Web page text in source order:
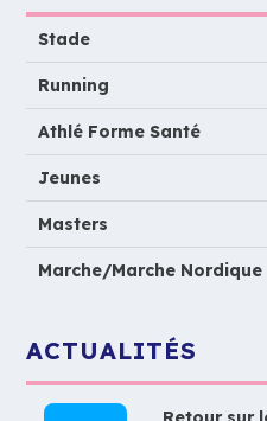
Stade
Running
Athlé Forme Santé
Jeunes
Masters
Marche/Marche Nordique
ACTUALITÉS